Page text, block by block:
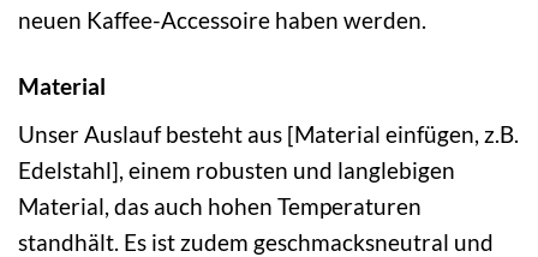
neuen Kaffee-Accessoire haben werden.
Material
Unser Auslauf besteht aus [Material einfügen, z.B.
Edelstahl], einem robusten und langlebigen
Material, das auch hohen Temperaturen
standhält. Es ist zudem geschmacksneutral und